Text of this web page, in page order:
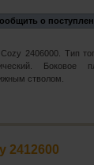
о
2406000. Тип
стволом.
2412600